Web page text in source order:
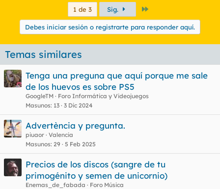
1 de 3 Sig.
Debes iniciar sesión o registrarte para responder aquí.
Temas similares
Tenga una preguna que aquí porque me sale
de los huevos es sobre PS5
GoogleTM
Foro Informática y Videojuegos
Masunos 13 3 Dic 2024
Advertència y pregunta.
piuaor Valencia
Masunos 29 5 Feb 2025
Precios de los discos (sangre de tu
primogénito y semen de unicornio)
Enemas_de_fabada
Foro Música